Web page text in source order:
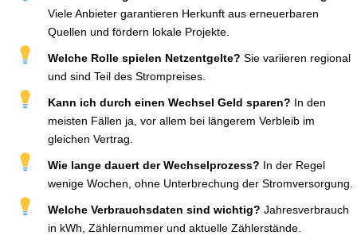
Viele Anbieter garantieren Herkunft aus erneuerbaren
Quellen und fördern lokale Projekte.
Welche Rolle spielen Netzentgelte? Sie variieren regional
und sind Teil des Strompreises.
Kann ich durch einen Wechsel Geld sparen? In den
meisten Fällen ja, vor allem bei längerem Verbleib im
gleichen Vertrag.
Wie lange dauert der Wechselprozess? In der Regel
wenige Wochen, ohne Unterbrechung der Stromversorgung.
Welche Verbrauchsdaten sind wichtig? Jahresverbrauch
in kWh, Zählernummer und aktuelle Zählerstände.